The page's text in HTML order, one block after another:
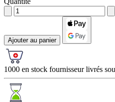
Ajouter au panier
1000 en stock fournisseur livrés